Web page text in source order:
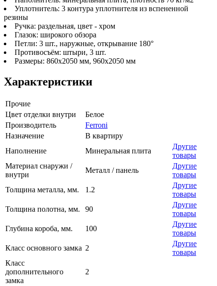
Уплотнитель: 3 контура уплотнителя из вспененной
резины
Ручка: раздельная, цвет - хром
Глазок: широкого обзора
Петли: 3 шт., наружные, открывание 180°
Противосъём: штыри, 3 шт.
Размеры: 860х2050 мм, 960х2050 мм
Характеристики
Прочие
Цвет отделки внутри
Белое
Производитель
Ferroni
Назначение
В квартиру
Наполнение
Минеральная плита
Другие
товары
Материал снаружи /
внутри
Металл / панель
Другие
товары
Толщина металла, мм.
1.2
Другие
товары
Толщина полотна, мм.
90
Другие
товары
Глубина короба, мм.
100
Другие
товары
Класс основного замка 2
Другие
товары
Класс
дополнительного
замка
2